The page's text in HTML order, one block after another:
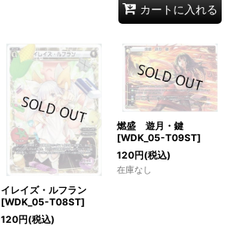
カートに入れる
イレイズ・ルフラン
[WDK_05-T08ST]
120円(税込)
燃盛 遊月・鍵
[WDK_05-T09ST]
120円(税込)
在庫なし